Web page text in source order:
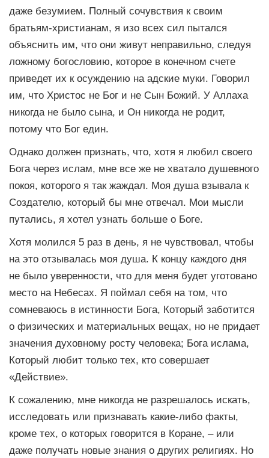
даже безумием. Полный сочувствия к своим
братьям-христианам, я изо всех сил пытался
объяснить им, что они живут неправильно, следуя
ложному богословию, которое в конечном счете
приведет их к осуждению на адские муки. Говорил
им, что Христос не Бог и не Сын Божий. У Аллаха
никогда не было сына, и Он никогда не родит,
потому что Бог един.
Однако должен признать, что, хотя я любил своего
Бога через ислам, мне все же не хватало душевного
покоя, которого я так жаждал. Моя душа взывала к
Создателю, который бы мне отвечал. Мои мысли
путались, я хотел узнать больше о Боге.
Хотя молился 5 раз в день, я не чувствовал, чтобы
на это отзывалась моя душа. К концу каждого дня
не было уверенности, что для меня будет уготовано
место на Небесах. Я поймал себя на том, что
сомневаюсь в истинности Бога, Который заботится
о физических и материальных вещах, но не придает
значения духовному росту человека; Бога ислама,
Который любит только тех, кто совершает
«Действие».
К сожалению, мне никогда не разрешалось искать,
исследовать или признавать какие-либо факты,
кроме тех, о которых говорится в Коране, – или
даже получать новые знания о других религиях. Но